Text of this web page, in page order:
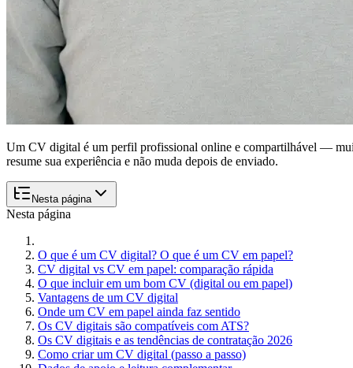
Um CV digital é um perfil profissional online e compartilhável —
resume sua experiência e não muda depois de enviado.
Nesta página
Nesta página
O que é um CV digital? O que é um CV em papel?
CV digital vs CV em papel: comparação rápida
O que incluir em um bom CV (digital ou em papel)
Vantagens de um CV digital
Onde um CV em papel ainda faz sentido
Os CV digitais são compatíveis com ATS?
Os CV digitais e as tendências de contratação 2026
Como criar um CV digital (passo a passo)